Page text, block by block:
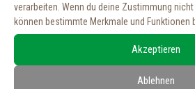
verarbeiten. Wenn du deine Zustimmung
können bestimmte Merkmale und Funktionen
Akzeptieren
Ablehnen